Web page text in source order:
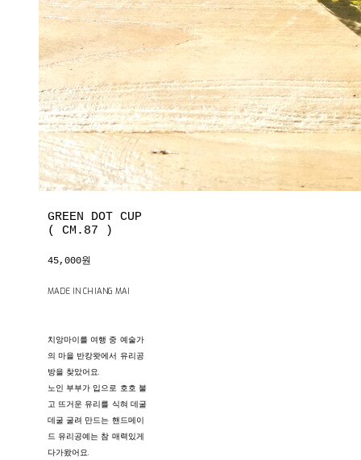
GREEN DOT CUP
( CM.87 )
45,000원
MADE IN CHIANG MAI
치앙마이를 여행 중 예술가
의 마을 반캉왓에서 유리공
방을 찾았어요.
노인 부부가 입으로 호호 불
고 뜨거운 유리를 식혀 데굴
데굴 굴려 만드는 핸드메이
드 유리공예는 참 매력있게
다가왔어요.